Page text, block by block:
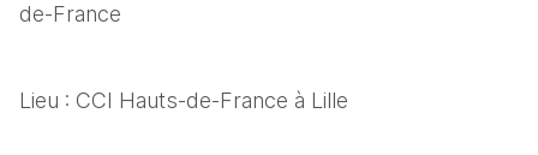
de-France
Lieu : CCI Hauts-de-France à Lille